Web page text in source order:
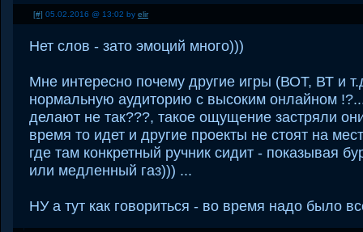
[#] 05.02.2016 @ 13:02 by elir
Нет слов - зато эмоций много)))
Мне интересно почему другие игры (ВОТ, ВТ и
нормальную аудиторию с высоким онлайном
делают не так???, такое ощущение застряли
время то идет и другие проекты не стоят на
где там конкретный ручник сидит - показывая
или медленный газ))) ...
НУ а тут как говориться - во время надо было